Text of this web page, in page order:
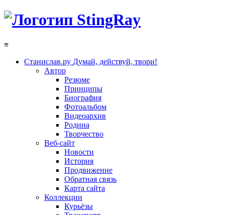
≡
Станислав.ру Думай, действуй, твори!
Автор
Резюме
Принципы
Биография
Фотоальбом
Видеоархив
Родина
Творчество
Веб-сайт
Новости
История
Продвижение
Обратная связь
Карта сайта
Коллекции
Курьёзы